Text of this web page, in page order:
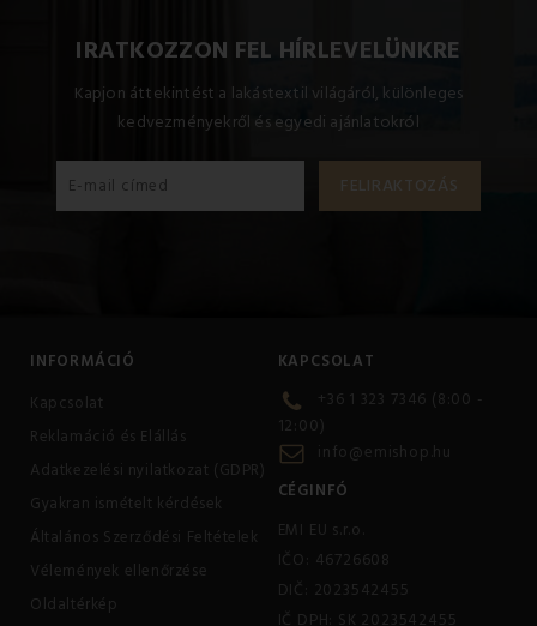
IRATKOZZON FEL HÍRLEVELÜNKRE
Kapjon áttekintést a lakástextil világáról, különleges
kedvezményekről és egyedi ajánlatokról
INFORMÁCIÓ
Kapcsolat
Reklamáció és Elállás
Adatkezelési nyilatkozat (GDPR)
Gyakran ismételt kérdések
Általános Szerződési Feltételek
Vélemények ellenőrzése
Oldaltérkép
KAPCSOLAT
+36 1 323 7346 (8:00 -
12:00)
info@emishop.hu
CÉGINFÓ
EMI EU s.r.o.
IČO: 46726608
DIČ: 2023542455
IČ DPH: SK 2023542455